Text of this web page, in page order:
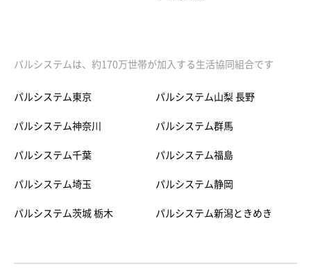
パルシステムは、約170万世帯が加入する生活協同組合です
パルシステム東京
パルシステム神奈川
パルシステム千葉
パルシステム埼玉
パルシステム茨城 栃木
パルシステム山梨 長野
パルシステム群馬
パルシステム福島
パルシステム静岡
パルシステム新潟ときめき